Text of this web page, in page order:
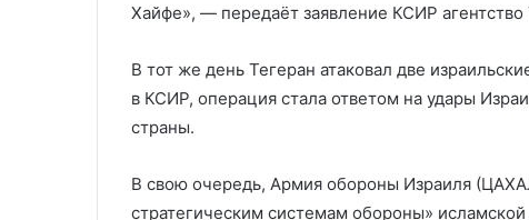
Хайфе», — передаёт заявление КСИР агентство
В тот же день Тегеран атаковал две
в КСИР, операция стала ответом на удары
страны.
В свою очередь, Армия обороны Израиля
стратегическим системам обороны»